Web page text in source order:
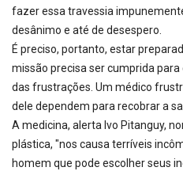
fazer essa travessia
desânimo e até de desespero.
É preciso, portanto, estar
missão precisa ser cumprida
das frustrações. Um médico
dele dependem para recobrar a
A medicina, alerta Ivo Pitanguy,
plástica, "nos causa terríveis
homem que pode escolher seus